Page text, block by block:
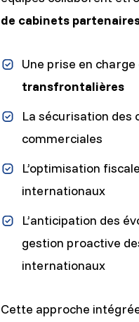
de cabinets
Une prise en
transfrontalières
La sécurisation des
commerciales
L’optimisation
internationaux
L’anticipation des
gestion proactive
internationaux
Cette approche